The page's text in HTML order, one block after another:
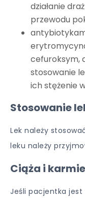
działanie
przewodu
cefuroksym,
stosowanie
ich stężenie
Stosowanie
Lek należy
leku należy
Ciąża i
Jeśli pacjentka jest